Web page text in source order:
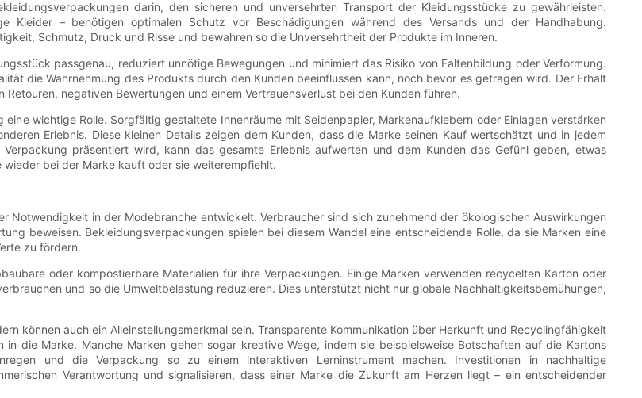
darin, den sicheren und unversehrten Transport der Kleidungsstücke zu gewährleisten.
Kleider – benötigen optimalen Schutz vor Beschädigungen während des Versands und der Handhabung.
Schmutz, Druck und Risse und bewahren so die Unversehrtheit der Produkte im Inneren.
passgenau, reduziert unnötige Bewegungen und minimiert das Risiko von Faltenbildung oder Verformung.
die Wahrnehmung des Produkts durch den Kunden beeinflussen kann, noch bevor es getragen wird. Der Erhalt
negativen Bewertungen und einem Vertrauensverlust bei den Kunden führen.
wichtige Rolle. Sorgfältig gestaltete Innenräume mit Seidenpapier, Markenaufklebern oder Einlagen verstärken
Erlebnis. Diese kleinen Details zeigen dem Kunden, dass die Marke seinen Kauf wertschätzt und in jedem
präsentiert wird, kann das gesamte Erlebnis aufwerten und dem Kunden das Gefühl geben, etwas
bei der Marke kauft oder sie weiterempfiehlt.
in der Modebranche entwickelt. Verbraucher sind sich zunehmend der ökologischen Auswirkungen
beweisen. Bekleidungsverpackungen spielen bei diesem Wandel eine entscheidende Rolle, da sie Marken eine
zu fördern.
oder kompostierbare Materialien für ihre Verpackungen. Einige Marken verwenden recycelten Karton oder
und so die Umweltbelastung reduzieren. Dies unterstützt nicht nur globale Nachhaltigkeitsbemühungen,
können auch ein Alleinstellungsmerkmal sein. Transparente Kommunikation über Herkunft und Recyclingfähigkeit
die Marke. Manche Marken gehen sogar kreative Wege, indem sie beispielsweise Botschaften auf die Kartons
und die Verpackung so zu einem interaktiven Lerninstrument machen. Investitionen in nachhaltige
Verantwortung und signalisieren, dass einer Marke die Zukunft am Herzen liegt – ein entscheidender